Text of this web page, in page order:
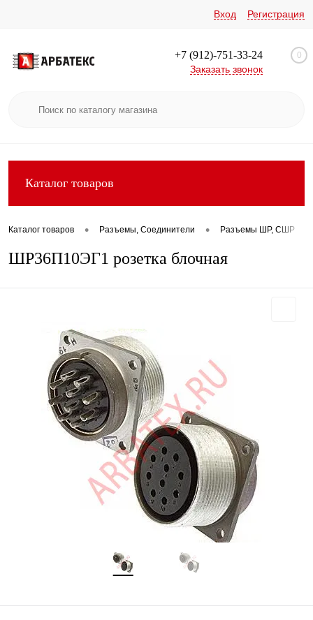
Вход Регистрация
+7 (912)-751-33-24
Заказать звонок
0
Каталог товаров
Каталог товаров • Разъемы, Соединители • Разъемы ШР, СШР
ШР36П10ЭГ1 розетка блочная